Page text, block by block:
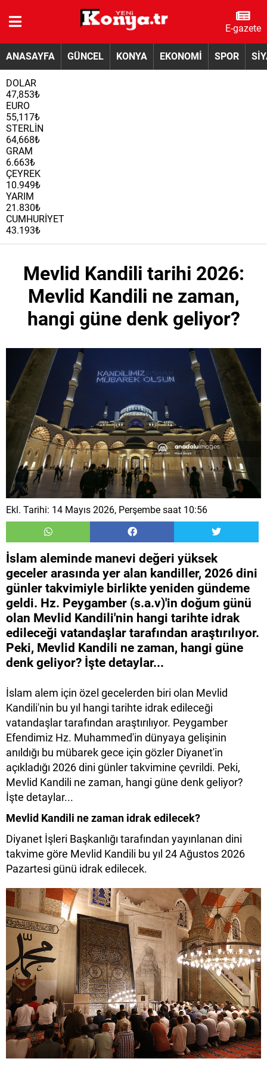
E-gazete
ANASAYFA GÜNCEL KONYA EKONOMİ SPOR
DOLAR
47,853₺
EURO
55,117₺
STERLİN
64,668₺
GRAM
6.663₺
ÇEYREK
10.949₺
YARIM
21.830₺
CUMHURİYET
43.193₺
Mevlid Kandili tarihi 2026:
Mevlid Kandili ne zaman,
hangi güne denk geliyor?
Ekl. Tarihi: 14 Mayıs 2026, Perşembe saat 10:56
İslam aleminde manevi değeri yüksek
geceler arasında yer alan kandiller, 2026 dini
günler takvimiyle birlikte yeniden gündeme
geldi. Hz. Peygamber (s.a.v)'in doğum günü
olan Mevlid Kandili'nin hangi tarihte idrak
edileceği vatandaşlar tarafından araştırılıyor.
Peki, Mevlid Kandili ne zaman, hangi güne
denk geliyor? İşte detaylar...
İslam alem için özel gecelerden biri olan Mevlid
Kandili'nin bu yıl hangi tarihte idrak edileceği
vatandaşlar tarafından araştırılıyor. Peygamber
Efendimiz Hz. Muhammed'in dünyaya gelişinin
anıldığı bu mübarek gece için gözler Diyanet'in
açıkladığı 2026 dini günler takvimine çevrildi. Peki,
Mevlid Kandili ne zaman, hangi güne denk geliyor?
İşte detaylar...
Mevlid Kandili ne zaman idrak edilecek?
Diyanet İşleri Başkanlığı tarafından yayınlanan dini
takvime göre Mevlid Kandili bu yıl 24 Ağustos 2026
Pazartesi günü idrak edilecek.